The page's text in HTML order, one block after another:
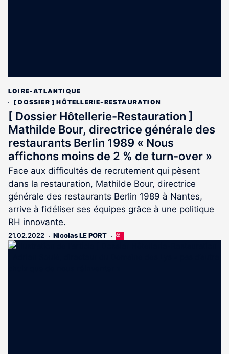
LOIRE-ATLANTIQUE
[ DOSSIER ] HÔTELLERIE-RESTAURATION
[ Dossier Hôtellerie-Restauration ]
Mathilde Bour, directrice générale des
restaurants Berlin 1989 « Nous
affichons moins de 2 % de turn-over »
Face aux difficultés de recrutement qui pèsent
dans la restauration, Mathilde Bour, directrice
générale des restaurants Berlin 1989 à Nantes,
arrive à fidéliser ses équipes grâce à une politique
RH innovante.
21.02.2022 Nicolas LE PORT
Cet